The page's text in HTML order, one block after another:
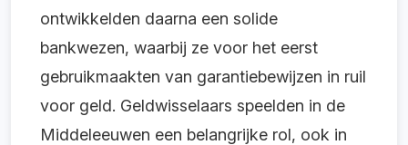
ontwikkelden daarna een solide
bankwezen, waarbij ze voor het eerst
gebruikmaakten van garantiebewijzen in ruil
voor geld. Geldwisselaars speelden in de
Middeleeuwen een belangrijke rol, ook in